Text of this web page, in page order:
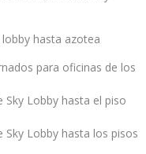
lobby hasta azotea
para oficinas de los
Sky Lobby hasta el piso
Sky Lobby hasta los pisos